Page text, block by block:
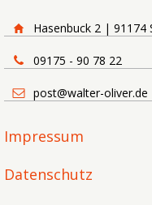
Hasenbuck 2 | 91174
09175 - 90 78 22
post@walter-oliver.de
Impressum
Datenschutz